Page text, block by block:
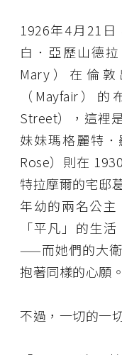
1926年4月21
白．亞歷山德
Mary）在倫
（Mayfair）
Street），這裡
妹妹瑪格麗特
Rose）則在
特拉摩爾的宅邸
年幼的兩名公
「平凡」的生
——而她們的大
抱著同樣的心願。
不過，一切的一